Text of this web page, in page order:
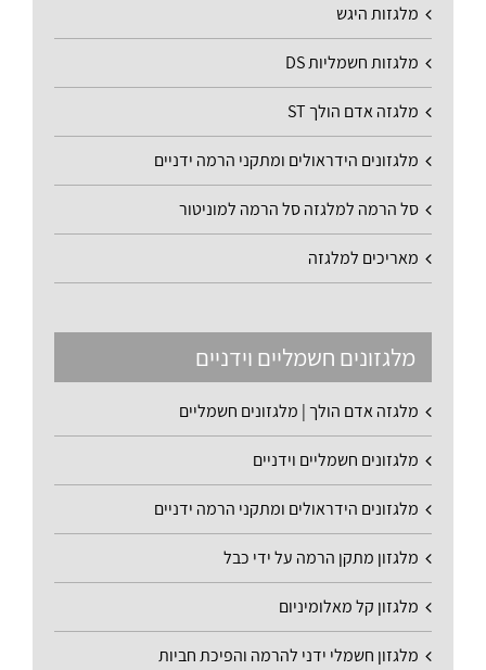
מלגזות היגש
מלגזות חשמליות DS
מלגזה אדם הולך ST
מלגזונים הידראולים ומתקני הרמה ידניים
סל הרמה למלגזה סל הרמה למוניטור
מאריכים למלגזה
מלגזונים חשמליים וידניים
מלגזה אדם הולך | מלגזונים חשמליים
מלגזונים חשמליים וידניים
מלגזונים הידראולים ומתקני הרמה ידניים
מלגזון מתקן הרמה על ידי כבל
מלגזון קל מאלומיניום
מלגזון חשמלי ידני להרמה והפיכת חביות